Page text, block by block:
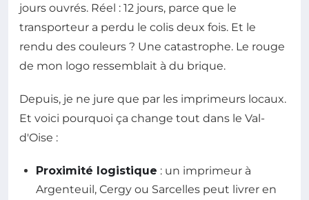
jours ouvrés. Réel : 12 jours, parce que le
transporteur a perdu le colis deux fois. Et le
rendu des couleurs ? Une catastrophe. Le rouge
de mon logo ressemblait à du brique.
Depuis, je ne jure que par les imprimeurs locaux.
Et voici pourquoi ça change tout dans le Val-
d'Oise :
Proximité logistique : un imprimeur à
Argenteuil, Cergy ou Sarcelles peut livrer en